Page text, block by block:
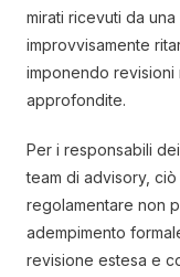
mirati ricevuti da
improvvisamente
imponendo revisioni
approfondite.
Per i responsabili
team di advisory,
regolamentare non
adempimento
revisione estesa e